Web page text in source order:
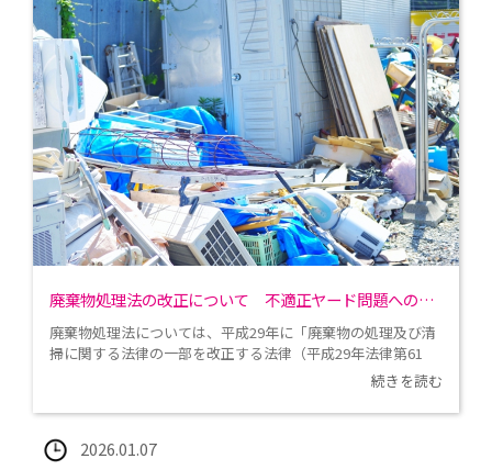
廃棄物処理法の改正について 不適正ヤード問題への対応（その２）
廃棄物処理法については、平成29年に「廃棄物の処理及び清
掃に関する法律の一部を改正する法律 （平成29年法律第61
号）」が成立、同年6月16日交付、翌平成30年4月1日より順
条第二号に規定する規定の施行後五年を経過した場合におい
て、・・中略・・、新法の規定について検討を加え、その結
果に基づいて必要な措置を講ずるものとする。」と規定され
続きを読む
2026.01.07